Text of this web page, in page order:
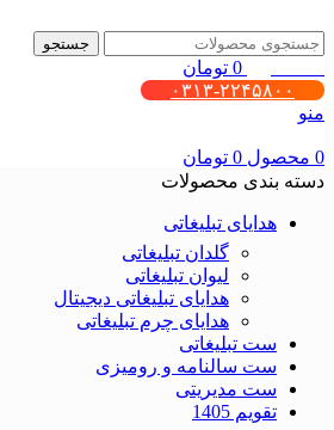
جستجو
0 تومان
۰۳۱۳-۲۲۴۵۸۰۰
منو
0 محصول 0 تومان
دسته بندی محصولات
هدایای تبلیغاتی
گلدان تبلیغاتی
لیوان تبلیغاتی
هدایای تبلیغاتی دیجیتال
هدایای چرم تبلیغاتی
ست تبلیغاتی
ست سالنامه و رومیزی
ست مدیریتی
تقویم 1405